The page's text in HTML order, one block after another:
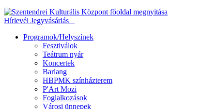
Hírlevél Jegyvásárlás
Programok/Helyszínek
Fesztiválok
Teátrum nyár
Koncertek
Barlang
HBPMK színházterem
P'Art Mozi
Foglalkozások
Városi ünnepek